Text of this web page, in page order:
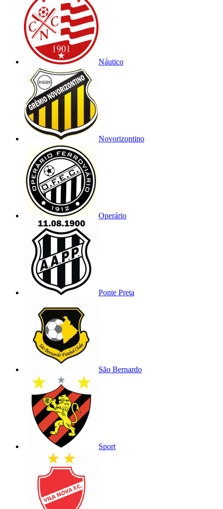
Náutico
Novorizontino
Operário
Ponte Preta
São Bernardo
Sport